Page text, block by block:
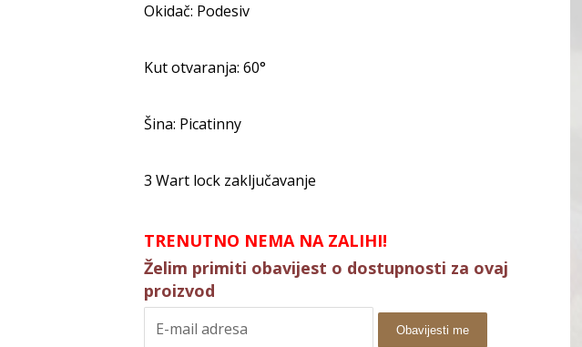
Okidač: Podesiv
Kut otvaranja: 60°
Šina: Picatinny
3 Wart lock zaključavanje
TRENUTNO NEMA NA ZALIHI!
Želim primiti obavijest o dostupnosti za ovaj
proizvod
Obavijesti me